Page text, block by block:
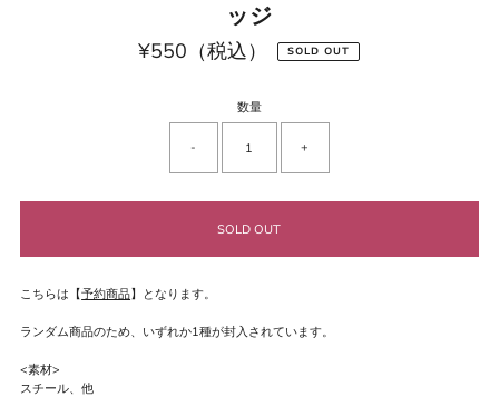
ッジ
通
¥550（税込） SOLD OUT
数量
- +
こちらは【予約商品】となります。
ランダム商品のため、いずれか1種が封入されています。
<素材>
スチール、他